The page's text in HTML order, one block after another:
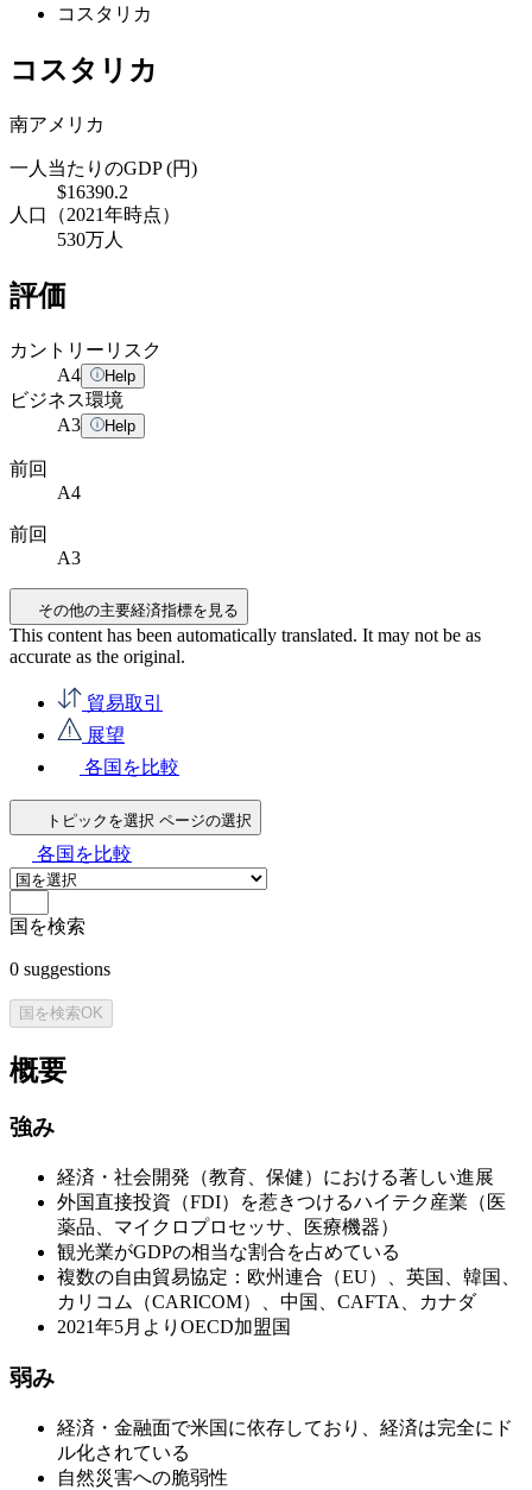
コスタリカ
コスタリカ
南アメリカ
一人当たりのGDP (円)
$16390.2
人口（2021年時点）
530万人
評価
カントリーリスク
A4 Help
ビジネス環境
A3 Help
前回
A4
前回
A3
その他の主要経済指標を見る
This content has been automatically translated. It may not be as
accurate as the original.
貿易取引
展望
各国を比較
トピックを選択 ページの選択
各国を比較
国を検索
0 suggestions
国を検索OK
概要
強み
経済・社会開発（教育、保健）における著しい進展
外国直接投資（FDI）を惹きつけるハイテク産業（医
薬品、マイクロプロセッサ、医療機器）
観光業がGDPの相当な割合を占めている
複数の自由貿易協定：欧州連合（EU）、英国、韓国、
カリコム（CARICOM）、中国、CAFTA、カナダ
2021年5月よりOECD加盟国
弱み
経済・金融面で米国に依存しており、経済は完全にド
ル化されている
自然災害への脆弱性